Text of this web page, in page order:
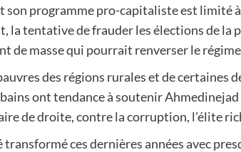
son programme pro-capitaliste est limité
la tentative de frauder les élections de la
de masse qui pourrait renverser le
des régions rurales et de certaines
ont tendance à soutenir
de droite, contre la corruption, l’élite
transformé ces dernières années avec